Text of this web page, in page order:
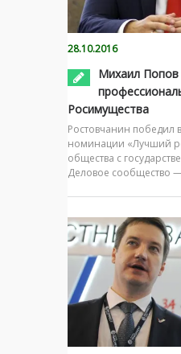
28.10.2016
Михаил Попов
Росимущества
Ростовчанин победил
номинации «Лучший
общества с
Деловое сообщество